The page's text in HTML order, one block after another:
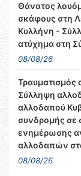
Θάνατος
σκάφους στη
Κυλλήνη -
ατύχημα στη
08/08/26
Τραυματισμός
Σύλληψη
αλλοδαπού
συνδρομής σε
ενημέρωσης
αλλοδαπών
08/08/26